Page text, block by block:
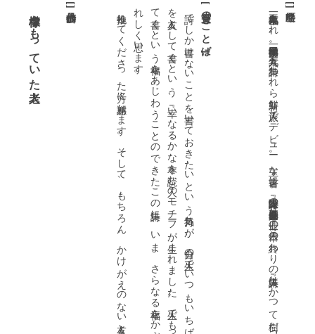
[
]
一九三九年福島市生まれ。早稲田大学第一文学部卒。一九六五年、詩集『われら新鮮な旅人』でデビュー。主な著書に、詩集『深呼吸の必要』『食卓一期一会』『世界は一冊の本』『一日の終わりの詩集』『人はかつて樹だった』、エッセー『詩は友人を数える方法』など多数。
[
受賞のことば
]
。
推輓してくださった方々に感謝します。そして、もちろん、かけがえのない友人としての二十五冊の本たちにも。
[
]
檸檬をもっていた老人